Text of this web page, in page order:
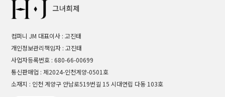
컴퍼니 JM 대표이사 : 고진태
개인정보관리책임자 : 고진태
사업자등록번호 : 680-66-00699
통신판매업 : 제2024-인천계양-0501호
소재지 : 인천 계양구 안남로519번길 15 시대연립 다동 103호